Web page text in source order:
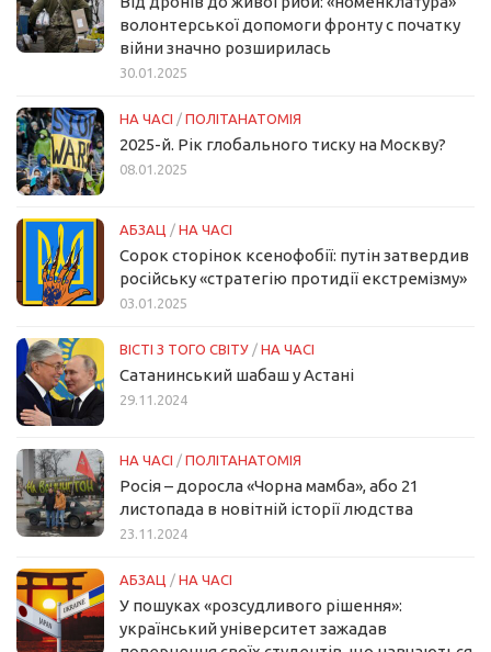
волонтерської допомоги фронту с початку
війни значно розширилась
30.01.2025
НА ЧАСІ / ПОЛІТАНАТОМІЯ
2025-й. Рік глобального тиску на Москву?
08.01.2025
АБЗАЦ / НА ЧАСІ
Сорок сторінок ксенофобії: путін затвердив
російську «стратегію протидії екстремізму»
03.01.2025
ВІСТІ З ТОГО СВІТУ / НА ЧАСІ
Сатанинський шабаш у Астані
29.11.2024
НА ЧАСІ / ПОЛІТАНАТОМІЯ
Росія – доросла «Чорна мамба», або 21
листопада в новітній історії людства
23.11.2024
АБЗАЦ / НА ЧАСІ
У пошуках «розсудливого рішення»:
український університет зажадав